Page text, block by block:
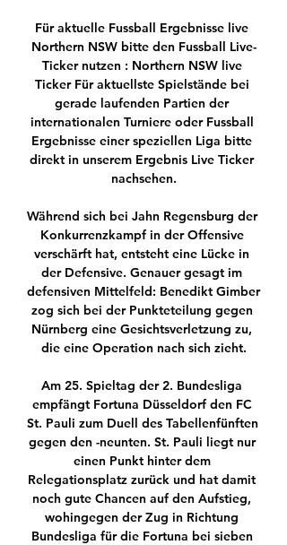
Für aktuelle Fussball Ergebnisse live
Northern NSW bitte den Fussball Live-
Ticker nutzen : Northern NSW live
Ticker Für aktuellste Spielstände bei
gerade laufenden Partien der
internationalen Turniere oder Fussball
Ergebnisse einer speziellen Liga bitte
direkt in unserem Ergebnis Live Ticker
nachsehen.
Während sich bei Jahn Regensburg der
Konkurrenzkampf in der Offensive
verschärft hat, entsteht eine Lücke in
der Defensive. Genauer gesagt im
defensiven Mittelfeld: Benedikt Gimber
zog sich bei der Punkteteilung gegen
Nürnberg eine Gesichtsverletzung zu,
die eine Operation nach sich zieht.
Am 25. Spieltag der 2. Bundesliga
empfängt Fortuna Düsseldorf den FC
St. Pauli zum Duell des Tabellenfünften
gegen den -neunten. St. Pauli liegt nur
einen Punkt hinter dem
Relegationsplatz zurück und hat damit
noch gute Chancen auf den Aufstieg,
wohingegen der Zug in Richtung
Bundesliga für die Fortuna bei sieben